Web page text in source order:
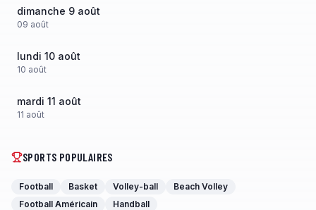
dimanche 9 août
09 août
lundi 10 août
10 août
mardi 11 août
11 août
SPORTS POPULAIRES
Football Basket Volley-ball
Beach Volley
Football Américain
Handball